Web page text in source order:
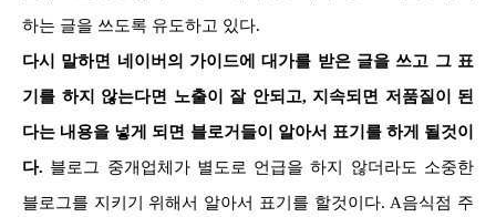
하는 글을 쓰도록 유도하고 있다.
다시 말하면 네이버의 가이드에 대가를 받은 글을 쓰고 그 표
기를 하지 않는다면 노출이 잘 안되고, 지속되면 저품질이 된
다는 내용을 넣게 되면 블로거들이 알아서 표기를 하게 될것이
다. 블로그 중개업체가 별도로 언급을 하지 않더라도 소중한
블로그를 지키기 위해서 알아서 표기를 할것이다. A음식점 주